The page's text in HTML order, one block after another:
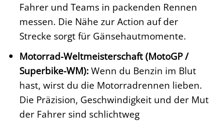
Fahrer und Teams in packenden Rennen
messen. Die Nähe zur Action auf der
Strecke sorgt für Gänsehautmomente.
Motorrad-Weltmeisterschaft (MotoGP /
Superbike-WM):Wenn du Benzin im Blut
hast, wirst du die Motorradrennen lieben.
Die Präzision, Geschwindigkeit und der Mut
der Fahrer sind schlichtweg